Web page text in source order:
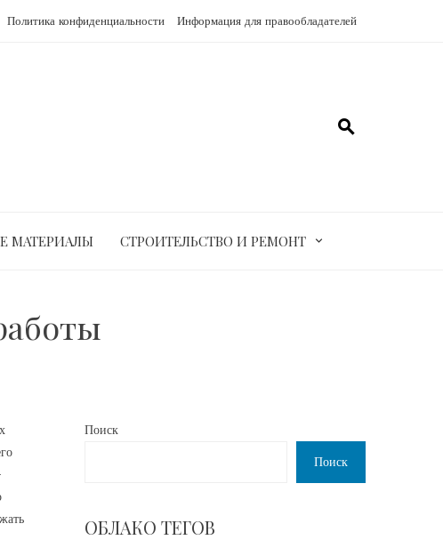
Политика конфиденциальности Информация для правообладателей
МАТЕРИАЛЫ СТРОИТЕЛЬСТВО И РЕМОНТ
Поиск
Поиск
ОБЛАКО ТЕГОВ